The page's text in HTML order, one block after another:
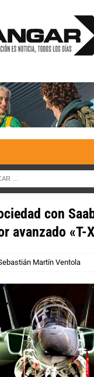
con
avanzado «T-
Martín Ventola